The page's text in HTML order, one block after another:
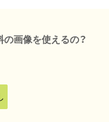
画像を使えるの？